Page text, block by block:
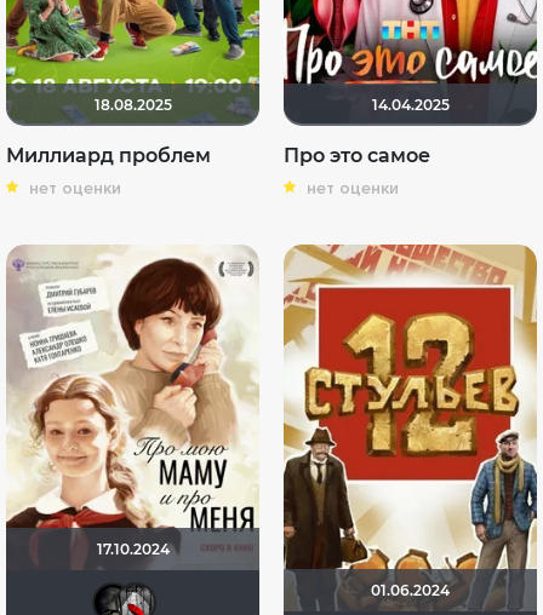
18.08.2025
Миллиард проблем
нет оценки
14.04.2025
Про это самое
нет оценки
17.10.2024
Мышь Белая 01.06.2024